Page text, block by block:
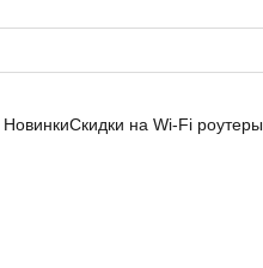
НовинкиСкидки на Wi-Fi роутеры